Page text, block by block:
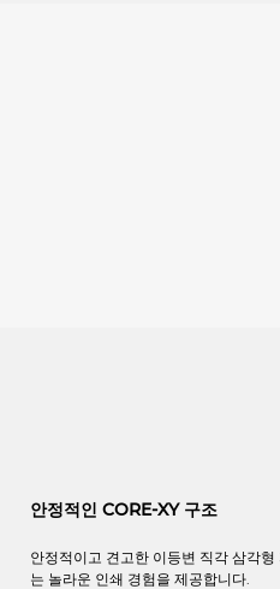
안정적인 CORE-XY 구조
안정적이고 견고한 이등변 직각 삼각
는 놀라운 인쇄 경험을 제공합니다.